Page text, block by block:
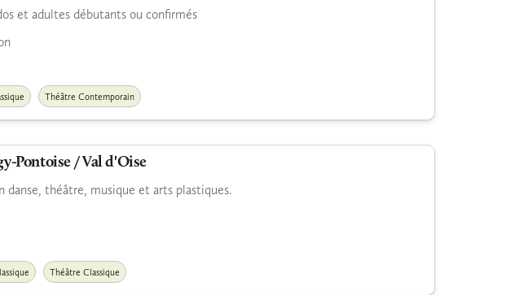
et adultes débutants ou confirmés
Théâtre Contemporain
Pontoise / Val d'Oise
danse, théâtre, musique et arts plastiques.
Théâtre Classique